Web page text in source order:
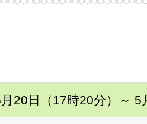
20日（17時20分） ～ 5